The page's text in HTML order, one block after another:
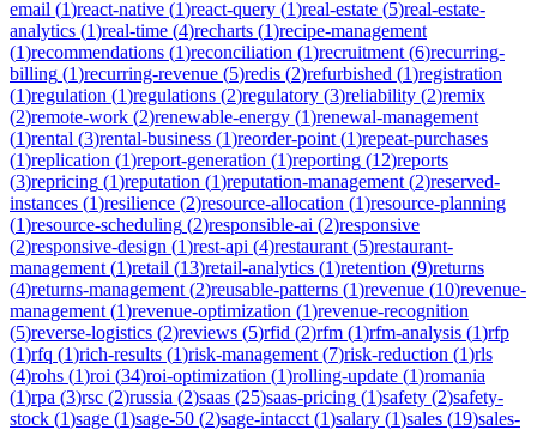
email (1)react-native (1)react-query (1)real-estate (5)real-estate-
analytics (1)real-time (4)recharts (1)recipe-management
(1)recommendations (1)reconciliation (1)recruitment (6)recurring-
billing (1)recurring-revenue (5)redis (2)refurbished (1)registration
(1)regulation (1)regulations (2)regulatory (3)reliability (2)remix
(2)remote-work (2)renewable-energy (1)renewal-management
(1)rental (3)rental-business (1)reorder-point (1)repeat-purchases
(1)replication (1)report-generation (1)reporting (12)reports
(3)repricing (1)reputation (1)reputation-management (2)reserved-
instances (1)resilience (2)resource-allocation (1)resource-planning
(1)resource-scheduling (2)responsible-ai (2)responsive
(2)responsive-design (1)rest-api (4)restaurant (5)restaurant-
management (1)retail (13)retail-analytics (1)retention (9)returns
(4)returns-management (2)reusable-patterns (1)revenue (10)revenue-
management (1)revenue-optimization (1)revenue-recognition
(5)reverse-logistics (2)reviews (5)rfid (2)rfm (1)rfm-analysis (1)rfp
(1)rfq (1)rich-results (1)risk-management (7)risk-reduction (1)rls
(4)rohs (1)roi (34)roi-optimization (1)rolling-update (1)romania
(1)rpa (3)rsc (2)russia (2)saas (25)saas-pricing (1)safety (2)safety-
stock (1)sage (1)sage-50 (2)sage-intacct (1)salary (1)sales (19)sales-